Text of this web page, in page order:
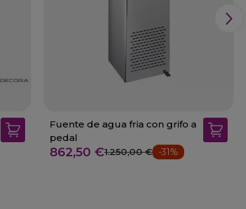
Fuente de agua fria con grifo a
pedal
862,50 €1.250,00 € -31%